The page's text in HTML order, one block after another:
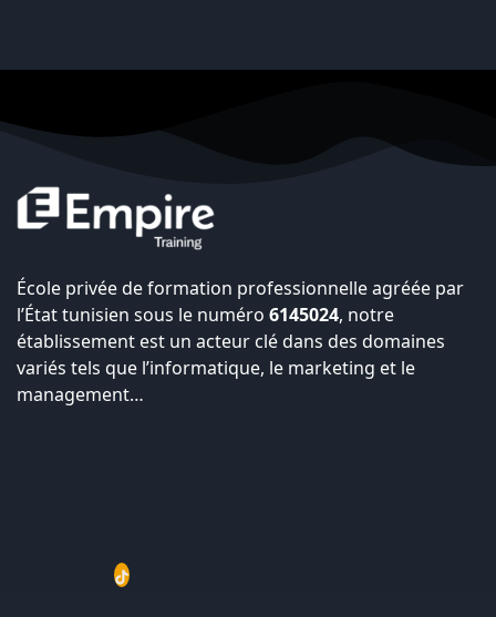
École privée de formation professionnelle agréée par
l’État tunisien sous le numéro 6145024, notre
établissement est un acteur clé dans des domaines
variés tels que l’informatique, le marketing et le
management…